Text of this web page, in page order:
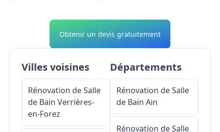
Obtenir un devis gratuitement
Villes voisines
Rénovation de Salle
de Bain Verrières-
en-Forez
Départements
Rénovation de Salle
de Bain Ain
Rénovation de Salle